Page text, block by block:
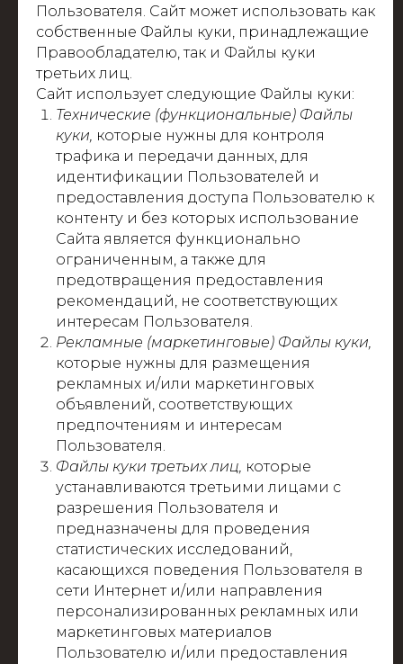
Пользователя. Сайт может использовать как
собственные Файлы куки, принадлежащие
Правообладателю, так и Файлы куки
третьих лиц.
Сайт использует следующие Файлы куки:
Технические (функциональные) Файлы
куки, которые нужны для контроля
трафика и передачи данных, для
идентификации Пользователей и
предоставления доступа Пользователю к
контенту и без которых использование
Сайта является функционально
ограниченным, а также для
предотвращения предоставления
рекомендаций, не соответствующих
интересам Пользователя.
Рекламные (маркетинговые) Файлы куки,
которые нужны для размещения
рекламных и/или маркетинговых
объявлений, соответствующих
предпочтениям и интересам
Пользователя.
Файлы куки третьих лиц, которые
устанавливаются третьими лицами с
разрешения Пользователя и
предназначены для проведения
статистических исследований,
касающихся поведения Пользователя в
сети Интернет и/или направления
персонализированных рекламных или
маркетинговых материалов
Пользователю и/или предоставления